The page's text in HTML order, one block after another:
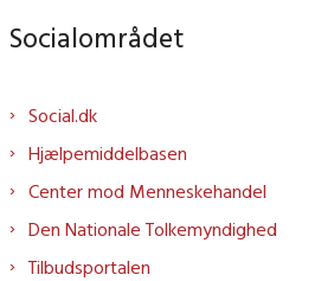
Socialområdet
Social.dk
Hjælpemiddelbasen
Center mod Menneskehandel
Den Nationale Tolkemyndighed
Tilbudsportalen